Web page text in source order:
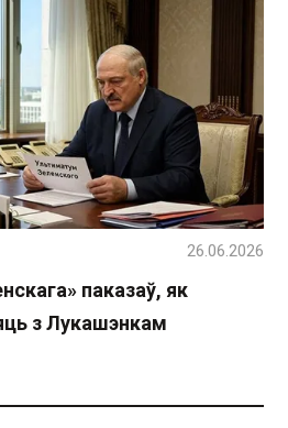
паказаў, як
з Лукашэнкам
26.06.2026